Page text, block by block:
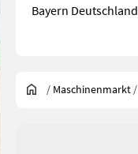
Bayern Deutschland
/ Maschinenmarkt /